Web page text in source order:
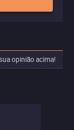
opinião acima!